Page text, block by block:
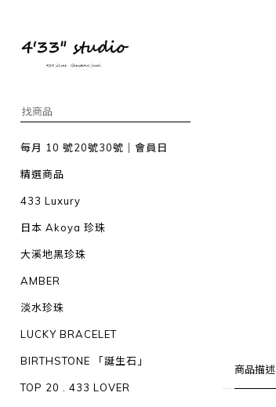
每月 10 號20號30號｜會員日
精選商品
433 Luxury
日本 Akoya 珍珠
大溪地黑珍珠
AMBER
淡水珍珠
LUCKY BRACELET
BIRTHSTONE 「誕生石」
TOP 20 . 433 LOVER
商品描述